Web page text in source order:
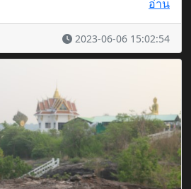
อ่าน
2023-06-06 15:02:54